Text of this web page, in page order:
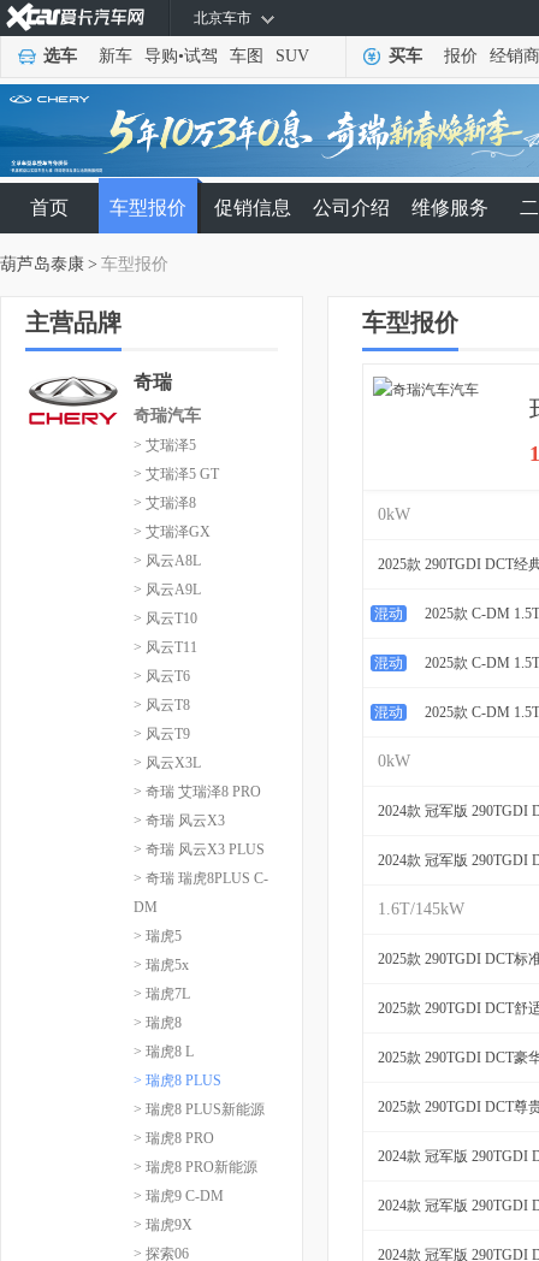
北京车市
选车 新车 导购•试驾 车图 SUV 买车 报价 经销商
首页 车型报价 促销信息 公司介绍 维修服务
葫芦岛泰康 > 车型报价
主营品牌
奇瑞
奇瑞汽车
> 艾瑞泽5
> 艾瑞泽5 GT
> 艾瑞泽8
> 艾瑞泽GX
> 风云A8L
> 风云A9L
> 风云T10
> 风云T11
> 风云T6
> 风云T8
> 风云T9
> 风云X3L
> 奇瑞 艾瑞泽8 PRO
> 奇瑞 风云X3
> 奇瑞 风云X3 PLUS
> 奇瑞 瑞虎8PLUS C-
DM
> 瑞虎5
> 瑞虎5x
> 瑞虎7L
> 瑞虎8
> 瑞虎8 L
> 瑞虎8 PLUS
> 瑞虎8 PLUS新能源
> 瑞虎8 PRO
> 瑞虎8 PRO新能源
> 瑞虎9 C-DM
> 瑞虎9X
> 探索06
车型报价
0kW
2025款 290TGDI DCT经
混动 2025款 C-DM
混动 2025款 C-DM
混动 2025款 C-DM
0kW
2024款 冠军版 290TGDI
2024款 冠军版 290TGDI
1.6T/145kW
2025款 290TGDI DCT标
2025款 290TGDI DCT舒
2025款 290TGDI DCT豪
2025款 290TGDI DCT尊
2024款 冠军版 290TGDI
2024款 冠军版 290TGDI
2024款 冠军版 290TGDI